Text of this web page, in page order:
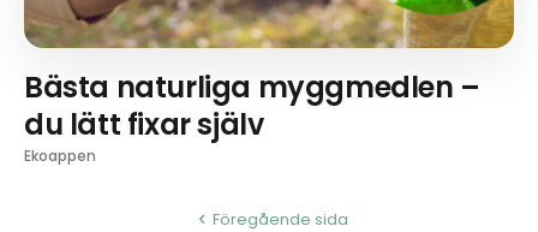
Bästa naturliga myggmedlen –
du lätt fixar själv
Ekoappen
Föregående sida